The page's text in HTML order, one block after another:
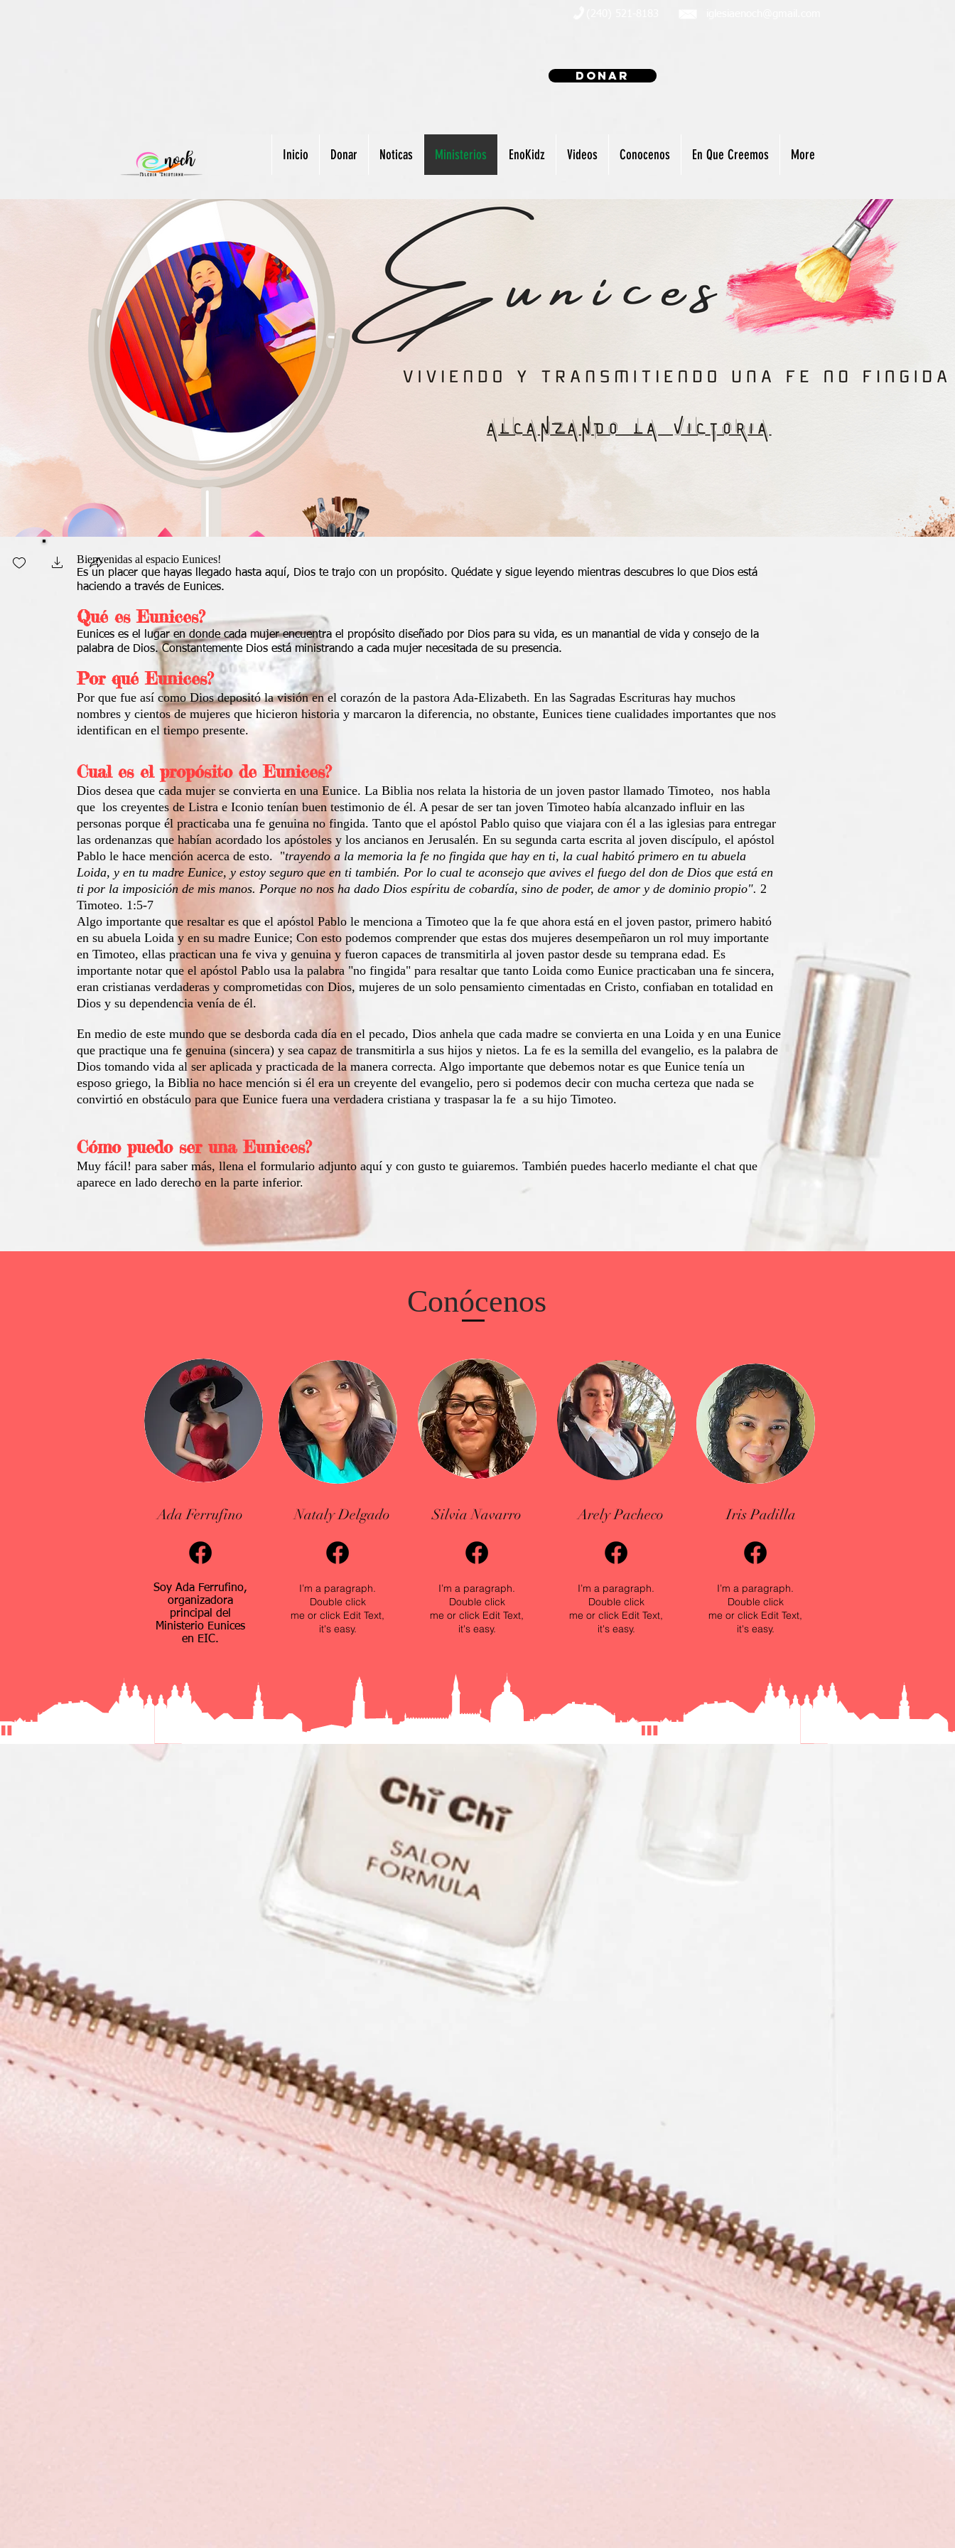
Donar
Inicio Donar Noticas Ministerios EnoKidz Videos Conocenos En Que Creemos More
Bienvenidas al espacio Eunices!
Es un placer que hayas llegado hasta aquí, Dios te trajo con un propósito. Quédate y sigue leyendo mientras descubres lo que Dios está
haciendo a través de Eunices.
Qué es Eunices?
Eunices es el lugar en donde cada mujer encuentra el propósito diseñado por Dios para su vida, es un manantial de vida y consejo de la
palabra de Dios. Constantemente Dios está ministrando a cada mujer necesitada de su presencia.
Por qué Eunices?
Por que fue así como Dios depositó la visión en el corazón de la pastora Ada-Elizabeth. En las Sagradas Escrituras hay muchos
nombres y cientos de mujeres que hicieron historia y marcaron la diferencia, no obstante, Eunices tiene cualidades importantes que nos
identifican en el tiempo presente.
Cual es el propósito de Eunices?
Dios desea que cada mujer se convierta en una Eunice. La Biblia nos relata la historia de un joven pastor llamado Timoteo, nos habla
que los creyentes de Listra e Iconio tenían buen testimonio de él. A pesar de ser tan joven Timoteo había alcanzado influir en las
personas porque él practicaba una fe genuina no fingida. Tanto que el apóstol Pablo quiso que viajara con él a las iglesias para entregar
las ordenanzas que habían acordado los apóstoles y los ancianos en Jerusalén. En su segunda carta escrita al joven discípulo, el apóstol
Pablo le hace mención acerca de esto. "trayendo a la memoria la fe no fingida que hay en ti, la cual habitó primero en tu abuela
Loida, y en tu madre Eunice, y estoy seguro que en ti también. Por lo cual te aconsejo que avives el fuego del don de Dios que está en
ti por la imposición de mis manos. Porque no nos ha dado Dios espíritu de cobardía, sino de poder, de amor y de dominio propio". 2
Timoteo. 1:5-7
Algo importante que resaltar es que el apóstol Pablo le menciona a Timoteo que la fe que ahora está en el joven pastor, primero habitó
en su abuela Loida y en su madre Eunice; Con esto podemos comprender que estas dos mujeres desempeñaron un rol muy importante
en Timoteo, ellas practican una fe viva y genuina y fueron capaces de transmitirla al joven pastor desde su temprana edad. Es
importante notar que el apóstol Pablo usa la palabra "no fingida" para resaltar que tanto Loida como Eunice practicaban una fe sincera,
eran cristianas verdaderas y comprometidas con Dios, mujeres de un solo pensamiento cimentadas en Cristo, confiaban en totalidad en
Dios y su dependencia venía de él.
En medio de este mundo que se desborda cada día en el pecado, Dios anhela que cada madre se convierta en una Loida y en una Eunice
que practique una fe genuina (sincera) y sea capaz de transmitirla a sus hijos y nietos. La fe es la semilla del evangelio, es la palabra de
Dios tomando vida al ser aplicada y practicada de la manera correcta. Algo importante que debemos notar es que Eunice tenía un
esposo griego, la Biblia no hace mención si él era un creyente del evangelio, pero si podemos decir con mucha certeza que nada se
convirtió en obstáculo para que Eunice fuera una verdadera cristiana y traspasar la fe a su hijo Timoteo.
Cómo puedo ser una Eunices?
Muy fácil! para saber más, llena el formulario adjunto aquí y con gusto te guiaremos. También puedes hacerlo mediante el chat que
aparece en lado derecho en la parte inferior.
Conócenos
Ada Ferrufino
Soy Ada Ferrufino,
organizadora
principal del
Ministerio Eunices
en EIC.
Nataly Delgado
I’m a paragraph.
Double click
me or click Edit Text,
it's easy.
Silvia Navarro
I’m a paragraph.
Double click
me or click Edit Text,
it's easy.
Arely Pacheco
I’m a paragraph.
Double click
me or click Edit Text,
it's easy.
Iris Padilla
I’m a paragraph.
Double click
me or click Edit Text,
it's easy.